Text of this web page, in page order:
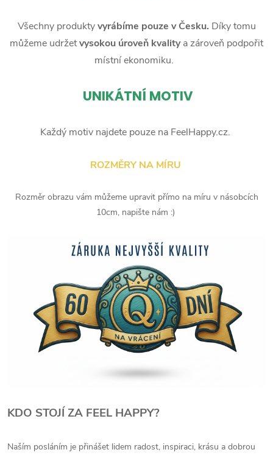
Všechny produktyvyrábíme pouze v Česku. Díky tomu
můžeme udržetvysokou úroveň kvalitya zároveň podpořit
místní ekonomiku.
UNIKÁTNÍ MOTIV
Každý motiv najdete pouze na FeelHappy.cz.
ROZMĚRY NA MÍRU
Rozměr obrazu vám můžeme upravit přímo na míru v násobcích
10cm, napište nám :)
KDO STOJÍ ZA FEEL HAPPY?
Naším posláním je přinášet lidem radost, inspiraci, krásu a dobrou